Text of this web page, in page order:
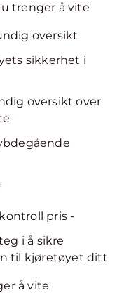
trenger å vite
oversikt
sikkerhet i
oversikt over
pris -
i å sikre
til kjøretøyet ditt
å vite